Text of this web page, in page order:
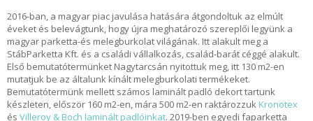
C
É
G
Ü
N
K
R
Ő
2016-ban, a magyar piac javulása hatására átgondoltuk az elmúlt
éveket és belevágtunk, hogy újra meghatározó szereplői legyünk a
magyar parketta-és melegburkolat világának. Itt alakult meg a
StábParketta Kft. és a családi vállalkozás, család-barát céggé alakult.
Első bemutatótermünket Nagytarcsán nyitottuk meg, itt 130 m2-en
mutatjuk be az általunk kínált melegburkolati termékeket.
Bemutatótermünk mellett számos laminált padló dekort tartunk
készleten, először 160 m2-en, mára 500 m2-en raktározzuk Kronotex
és Villeroy & Boch laminált padlóinkat. 2019-ben egyedi faparketta